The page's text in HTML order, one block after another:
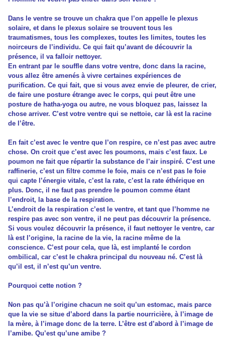
Dans le ventre se trouve un chakra que l’on appelle le plexus
solaire, et dans le plexus solaire se trouvent tous les
traumatismes, tous les complexes, toutes les limites, toutes les
noirceurs de l’individu. Ce qui fait qu’avant de découvrir la
présence, il va falloir nettoyer.
En entrant par le souffle dans votre ventre, donc dans la racine,
vous allez être amenés à vivre certaines expériences de
purification. Ce qui fait, que si vous avez envie de pleurer, de crier,
de faire une posture étrange avec le corps, qui peut être une
posture de hatha-yoga ou autre, ne vous bloquez pas, laissez la
chose arriver. C’est votre ventre qui se nettoie, car là est la racine
de l’être.
En fait c’est avec le ventre que l’on respire, ce n’est pas avec autre
chose. On croit que c’est avec les poumons, mais c’est faux. Le
poumon ne fait que répartir la substance de l’air inspiré. C’est une
raffinerie, c’est un filtre comme le foie, mais ce n’est pas le foie
qui capte l’énergie vitale, c’est la rate, c’est la rate éthérique en
plus. Donc, il ne faut pas prendre le poumon comme étant
l’endroit, la base de la respiration.
L’endroit de la respiration c’est le ventre, et tant que l’homme ne
respire pas avec son ventre, il ne peut pas découvrir la présence.
Si vous voulez découvrir la présence, il faut nettoyer le ventre, car
là est l’origine, la racine de la vie, la racine même de la
conscience. C’est pour cela, que là, est implanté le cordon
ombilical, car c’est le chakra principal du nouveau né. C’est là
qu’il est, il n’est qu’un ventre.
Pourquoi cette notion ?
Non pas qu’à l’origine chacun ne soit qu’un estomac, mais parce
que la vie se situe d’abord dans la partie nourricière, à l’image de
la mère, à l’image donc de la terre. L’être est d’abord à l’image de
l’amibe. Qu’est qu’une amibe ?